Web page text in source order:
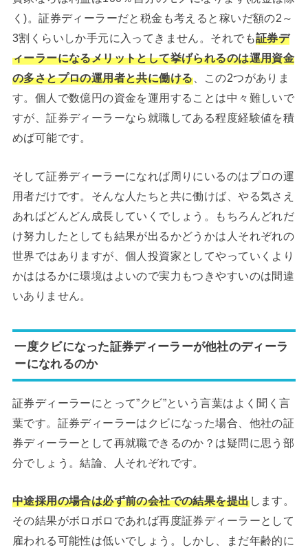
く)。証券ディーラーだと税金も考えると稼いだ額の2～
3割くらいしか手元に入ってきません。それでも証券デ
ィーラーになるメリットとして挙げられるのは運用資金
の多さとプロの運用者と共に働ける、この2つがありま
す。個人で数億円の資金を運用することは中々難しいで
すが、証券ディーラーなら就職してある程度経験値を積
めば可能です。
そして証券ディーラーになれば周りにいるのはプロの運
用者だけです。そんな人たちと共に働けば、やる気さえ
あればどんどん成長していくでしょう。もちろんどれだ
け努力したとしても結果が出るかどうかは人それぞれの
世界ではありますが、個人投資家としてやっていくより
かははるかに環境はよいので実力もつきやすいのは間違
いありません。
一度クビになった証券ディーラーが他社のディーラ
ーになれるのか
証券ディーラーにとって”クビ”という言葉はよく聞く言
葉です。証券ディーラーはクビになった場合、他社の証
券ディーラーとして再就職できるのか？は疑問に思う部
分でしょう。結論、人それぞれです。
中途採用の場合は必ず前の会社での結果を提出します。
その結果がボロボロであれば再度証券ディーラーとして
雇われる可能性は低いでしょう。しかし、まだ年齢的に